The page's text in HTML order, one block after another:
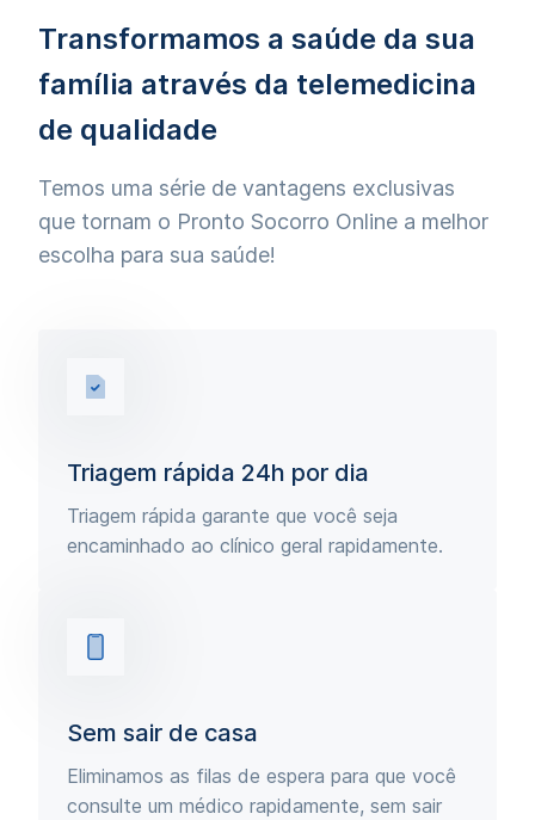
Transformamos a saúde da sua
família através da telemedicina
de qualidade
Temos uma série de vantagens exclusivas
que tornam o Pronto Socorro Online a melhor
escolha para sua saúde!
Triagem rápida 24h por dia
Triagem rápida garante que você seja
encaminhado ao clínico geral rapidamente.
Sem sair de casa
Eliminamos as filas de espera para que você
consulte um médico rapidamente, sem sair